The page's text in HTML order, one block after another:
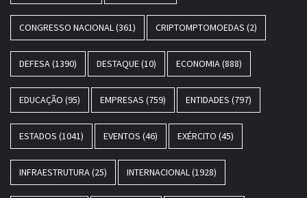
CONGRESSO NACIONAL (361) CRIPTOMPTOMOEDAS (2)
DEFESA (1390) DESTAQUE(10) ECONOMIA (888)
EDUCAÇÃO (95) EMPRESAS (759) ENTIDADES (797)
ESTADOS (1041) EVENTOS (46) EXÉRCITO (45)
INFRAESTRUTURA (25) INTERNACIONAL (1928)